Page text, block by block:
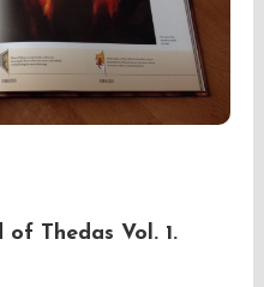
Thedas Vol. 1.